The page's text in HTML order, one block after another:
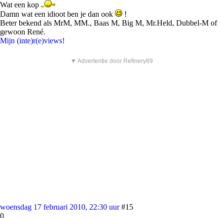
Wat een kop
Damn wat een idioot ben je dan ook
!
Beter bekend als MrM, MM., Baas M, Big M, Mr.Held, Dubbel-M of
gewoon René.
Mijn (inte)r(e)views!
▼ Advertentie door Refinery89
woensdag 17 februari 2010, 22:30 uur #15
0